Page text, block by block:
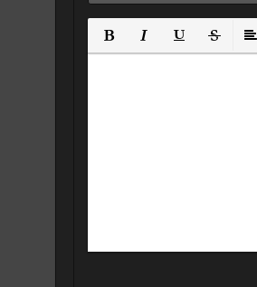
Полужирный
КурсивПодчеркнутый